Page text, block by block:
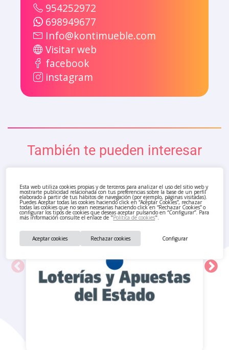
Esta web utiliza cookies propias y de terceros para analizar el uso del sitio web y
mostrarte publicidad relacionada con tus preferencias sobre la base de un perfil
elaborado a partir de tus hábitos de navegación (por ejemplo, páginas visitadas).
Puedes Aceptar todas las cookies haciendo click en “Aceptar Cookies”, rechazar
todas las cookies que no sean necesarias haciendo click en “Rechazar Cookies” o
configurar los tipos de cookies que deseas aceptar pulsando en “Configurar”. Para
más información consulte el enlace de "Política de cookies".
Configurar
Rechazar cookies
Aceptar cookies
954252972
698949677
Info@kontimueble.com
Visitar web
facebook
instagram
También te pueden interesar